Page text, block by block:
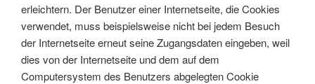
erleichtern. Der Benutzer einer Internetseite, die Cookies
verwendet, muss beispielsweise nicht bei jedem Besuch
der Internetseite erneut seine Zugangsdaten eingeben, weil
dies von der Internetseite und dem auf dem
Computersystem des Benutzers abgelegten Cookie